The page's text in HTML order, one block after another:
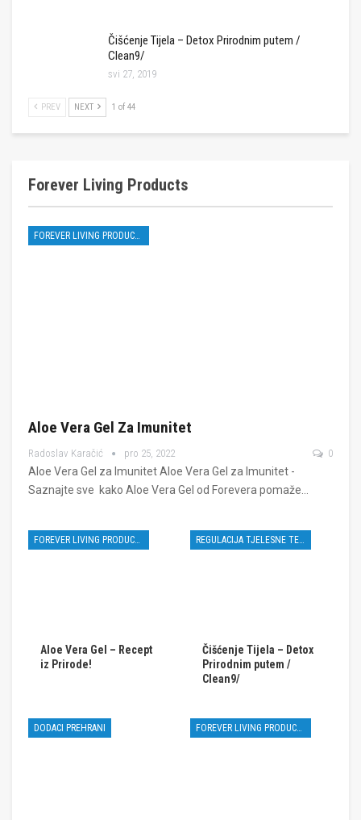
Čišćenje Tijela – Detox Prirodnim putem /
Clean9/
svi 27, 2019
PREV NEXT 1 of 44
Forever Living Products
FOREVER LIVING PRODUCTS
Aloe Vera Gel Za Imunitet
Radoslav Karačić pro 25, 2022 0
Aloe Vera Gel za Imunitet Aloe Vera Gel za Imunitet -
Saznajte sve kako Aloe Vera Gel od Forevera pomaže…
FOREVER LIVING PRODUCTS
Aloe Vera Gel – Recept
iz Prirode!
REGULACIJA TJELESNE TEŽINE
Čišćenje Tijela – Detox
Prirodnim putem /
Clean9/
DODACI PREHRANI FOREVER LIVING PRODUCTS